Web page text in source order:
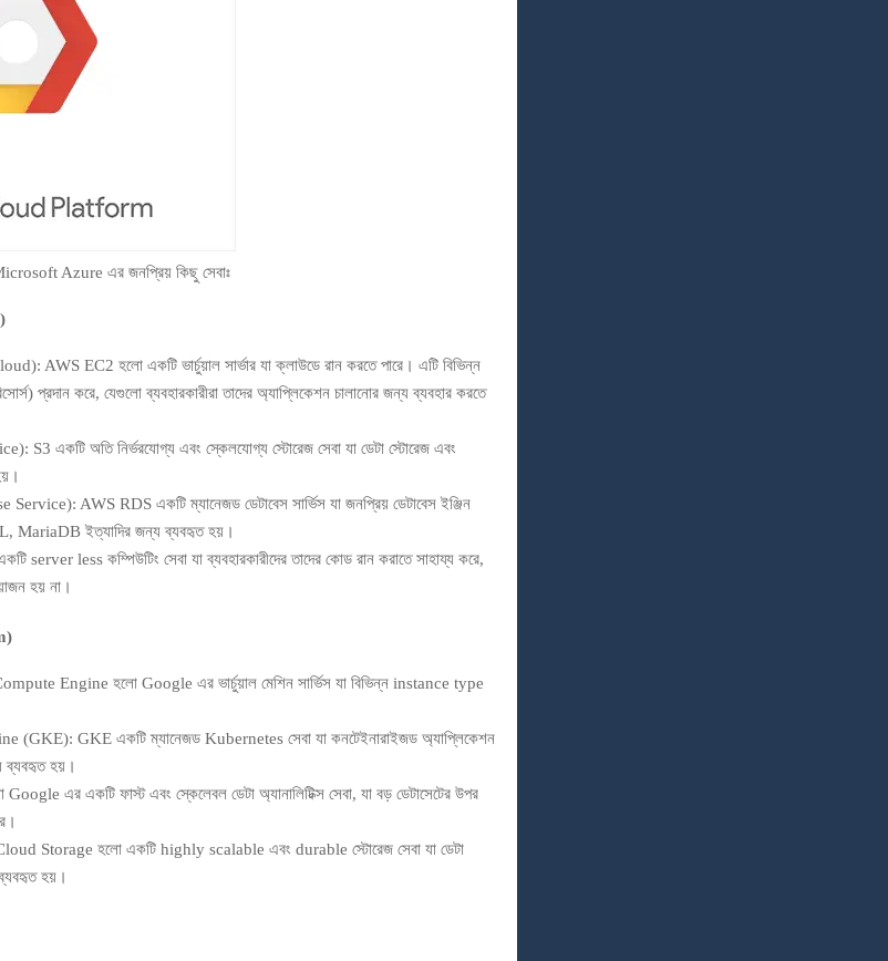
Azure এর জনপ্রিয় কিছু সেবাঃ
AWS EC2 হলো একটি ভার্চুয়াল সার্ভার যা ক্লাউডে রান করতে পারে। এটি বিভিন্ন
প্রদান করে, যেগুলো ব্যবহারকারীরা তাদের অ্যাপ্লিকেশন চালানোর জন্য ব্যবহার করতে
S3 একটি অতি নির্ভরযোগ্য এবং স্কেলযোগ্য স্টোরেজ সেবা যা ডেটা স্টোরেজ এবং
AWS RDS একটি ম্যানেজড ডেটাবেস সার্ভিস যা জনপ্রিয় ডেটাবেস ইঞ্জিন
MariaDB ইত্যাদির জন্য ব্যবহৃত হয়।
less কম্পিউটিং সেবা যা ব্যবহারকারীদের তাদের কোড রান করাতে সাহায্য করে,
হয় না।
Engine হলো Google এর ভার্চুয়াল মেশিন সার্ভিস যা বিভিন্ন instance type
(GKE): GKE একটি ম্যানেজড Kubernetes সেবা যা কনটেইনারাইজড অ্যাপ্লিকেশন
ব্যবহৃত হয়।
এর একটি ফাস্ট এবং স্কেলেবল ডেটা অ্যানালিটিক্স সেবা, যা বড় ডেটাসেটের উপর
Storage হলো একটি highly scalable এবং durable স্টোরেজ সেবা যা ডেটা
হয়।